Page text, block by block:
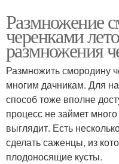
Размножение
черенками
размножения
Размножить смородину
многим дачникам. Для
способ тоже вполне
процесс не займет
выглядит. Есть
сделать саженцы, из
плодоносящие кусты.